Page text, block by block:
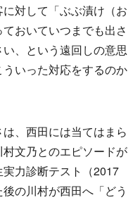
対して「ぶぶ漬け（お
おいていつまでも出さ
、という遠回しの意思
いった対応をするのか
、西田には当てはまら
文乃とのエピソードが
力診断テスト（2017
の川村が西田へ「どう